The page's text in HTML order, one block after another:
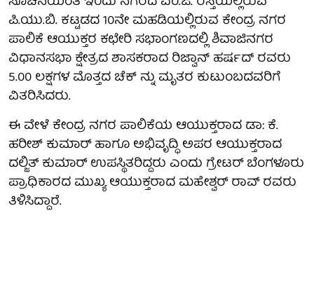
ಪಿ.ಯು.ಬಿ. ಕಟ್ಟಡದ 10ನೇ ಮಹಡಿಯಲ್ಲಿರುವ ಕೇಂದ್ರ ನಗರ
ಪಾಲಿಕೆ ಆಯುಕ್ತರ ಕಛೇರಿ ಸಭಾಂಗಣದಲ್ಲಿ ಶಿವಾಜಿನಗರ
ವಿಧಾನಸಭಾ ಕ್ಷೇತ್ರದ ಶಾಸಕರಾದ ರಿಜ್ವಾನ್ ಹರ್ಷದ್ ರವರು
5.00 ಲಕ್ಷಗಳ ಮೊತ್ತದ ಚೆಕ್ ನ್ನು ಮೃತರ ಕುಟುಂಬದವರಿಗೆ
ವಿತರಿಸಿದರು.
ಈ ವೇಳೆ ಕೇಂದ್ರ ನಗರ ಪಾಲಿಕೆಯ ಆಯುಕ್ತರಾದ ಡಾ: ಕೆ.
ಹರೀಶ್ ಕುಮಾರ್ ಹಾಗೂ ಅಭಿವೃದ್ಧಿ ಅಪರ ಆಯುಕ್ತರಾದ
ದಲ್ಜಿತ್ ಕುಮಾರ್ ಉಪಸ್ಥಿತರಿದ್ದರು ಎಂದು ಗ್ರೇಟರ್ ಬೆಂಗಳೂರು
ಪ್ರಾಧಿಕಾರದ ಮುಖ್ಯ ಆಯುಕ್ತರಾದ ಮಹೇಶ್ವರ್ ರಾವ್ ರವರು
ತಿಳಿಸಿದ್ದಾರೆ.